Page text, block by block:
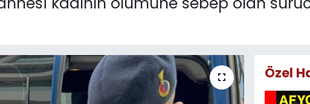
Özel